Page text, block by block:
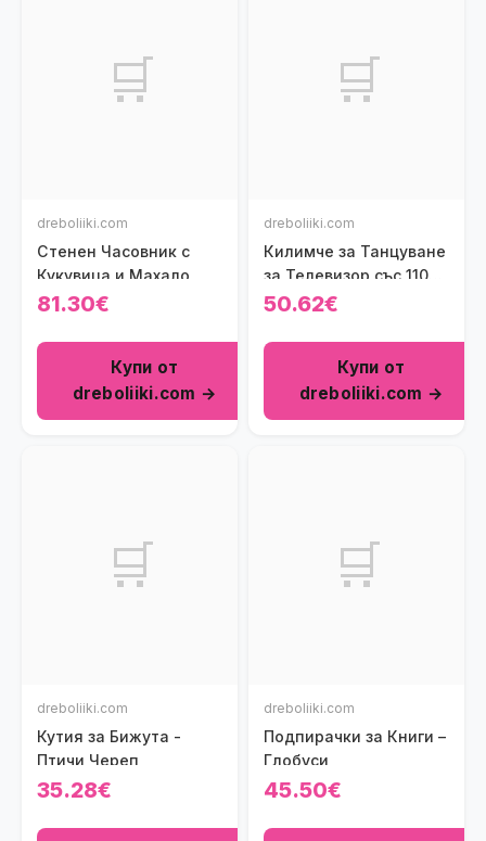
🛒
dreboliiki.com
Стенен Часовник с
Кукувица и Махало
81.30€
Купи от
dreboliiki.com →
🛒
dreboliiki.com
Килимче за Танцуване
за Телевизор със 110
Песни
50.62€
Купи от
dreboliiki.com →
🛒
dreboliiki.com
Кутия за Бижута -
Птичи Череп
35.28€
🛒
dreboliiki.com
Подпирачки за Книги –
Глобуси
45.50€